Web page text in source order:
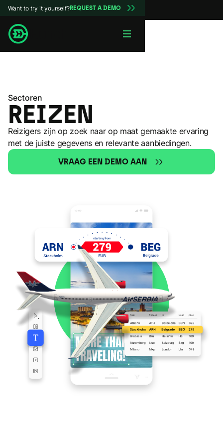
Want to try it yourself?REQUEST A DEMO
Sectoren
REIZEN
Reizigers zijn op zoek naar op maat gemaakte ervaring
met de juiste gegevens en relevante aanbiedingen.
VRAAG EEN DEMO AAN